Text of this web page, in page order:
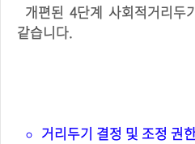
개편된 4단계 사회적거리두기의 주요 수칙들은 다음과
같습니다.
거리두기 결정 및 조정 권